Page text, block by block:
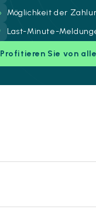
Möglichkeit der
Last-Minute-
Profitieren Sie von